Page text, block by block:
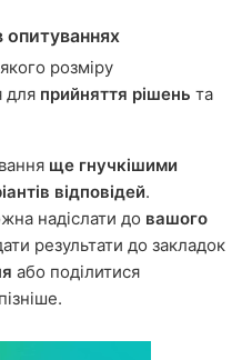
опитуваннях
розміру
для прийняття рішень та
ще гнучкішими
відповідей.
надіслати до вашого
результати до закладок
або поділитися
пізніше.